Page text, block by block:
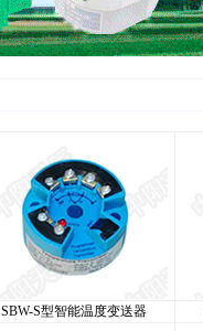
SBW-S型智能温度变送器